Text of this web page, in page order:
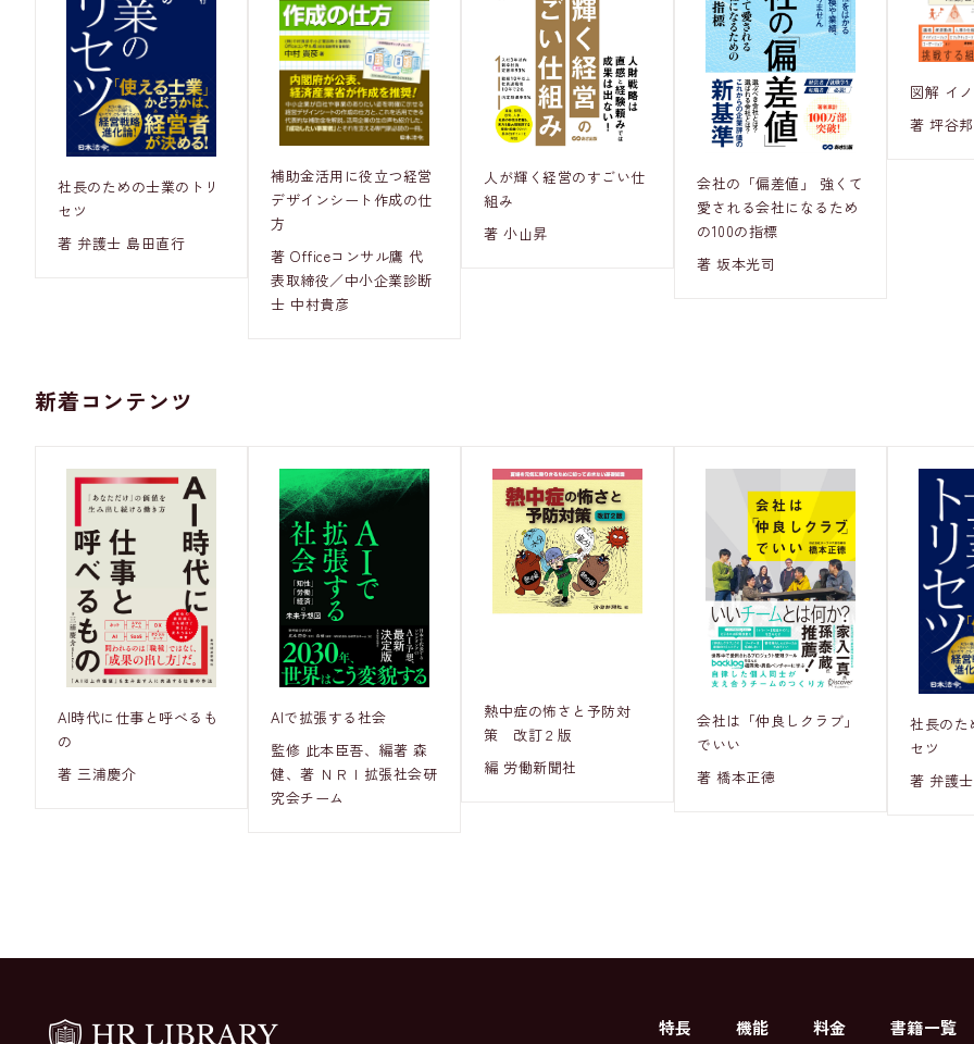
社長のための士業のトリ
セツ
著 弁護士 島田直行
補助金活用に役立つ経営
デザインシート作成の仕
方
著 Officeコンサル鷹 代
表取締役／中小企業診断
士 中村貴彦
人が輝く経営のすごい仕
組み
著 小山昇
会社の「偏差値」 強くて
愛される会社になるため
の100の指標
著 坂本光司
図解 イ
著 坪谷
新着コンテンツ
AI時代に仕事と呼べるも
の
著 三浦慶介
AIで拡張する社会
監修 此本臣吾、編著 森
健、著 ＮＲＩ拡張社会研
究会チーム
熱中症の怖さと予防対
策 改訂２版
編 労働新聞社
会社は「仲良しクラブ」
でいい
著 橋本正徳
社長のた
セツ
著 弁護
特長 機能 料金 書籍一覧